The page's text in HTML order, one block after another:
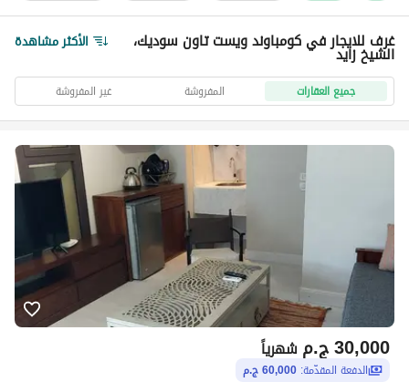
غرف للايجار في كومباوند ويست تاون سوديك،
الشيخ زايد الأكثر مشاهدة
جميع العقارات المفروشة غير المفروشة
ج.م30,000 شهرياً
الدفعة المقدّمة: 60,000 ج.م